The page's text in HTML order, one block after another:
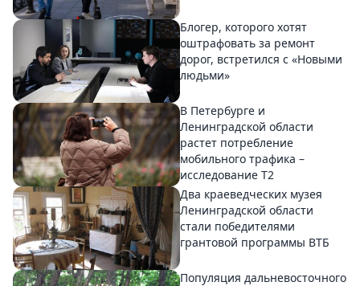
Блогер, которого хотят
оштрафовать за ремонт
дорог, встретился с «Новыми
людьми»
В Петербурге и
Ленинградской области
растет потребление
мобильного трафика –
исследование T2
Два краеведческих музея
Ленинградской области
стали победителями
грантовой программы ВТБ
Популяция дальневосточного